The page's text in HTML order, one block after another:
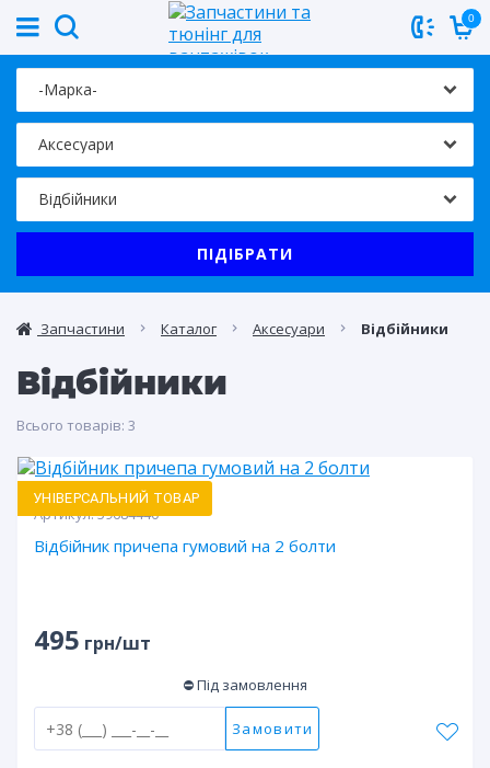
0
ПІДІБРАТИ
Запчастини Каталог Аксесуари Відбійники
Відбійники
Всього товарів: 3
УНІВЕРСАЛЬНИЙ ТОВАР
Артикул:59684440
Відбійник причепа гумовий на 2 болти
495 грн/шт
⛔ Під замовлення
Замовити